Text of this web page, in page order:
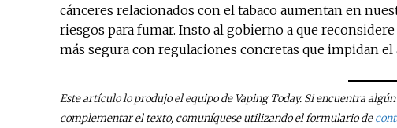
cánceres relacionados con el tabaco aumentan en
riesgos para fumar. Insto al gobierno a que
más segura con regulaciones concretas que impidan el
Este artículo lo produjo el equipo de Vaping Today. Si encuentra
complementar el texto, comuníquese utilizando el formulario de